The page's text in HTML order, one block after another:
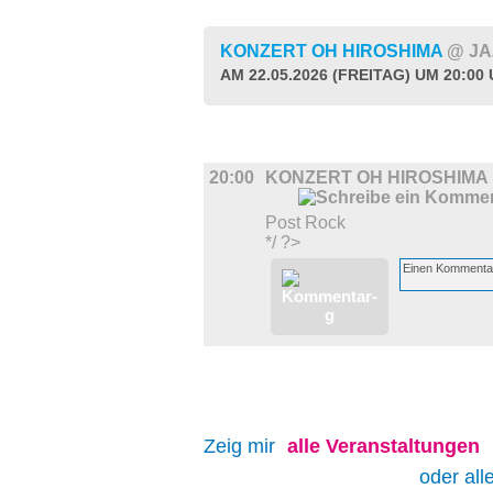
KONZERT OH HIROSHIMA @
AM 22.05.2026 (FREITAG) UM 20:00
20:00 KONZERT OH HIROSHIMA
Post Rock
*/ ?>
Zeig mir alle Veranstaltungen
oder